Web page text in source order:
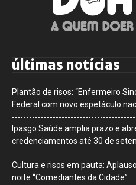
últimas notícias
Plantão de risos: “Enfermeiro
Federal com novo espetáculo
Ipasgo Saúde amplia prazo e
credenciamentos até 30 de
Cultura e risos em pauta:
noite “Comediantes da Cidade”